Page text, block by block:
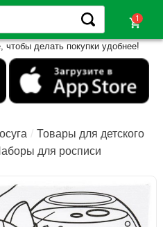
shopping_cart
чтобы делать покупки удобнее!
Товары для детского
для росписи